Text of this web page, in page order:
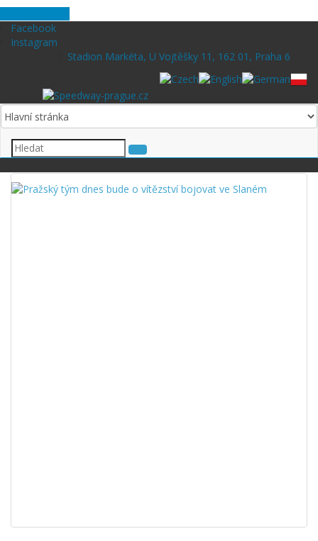
Facebook
Instagram
Stadion Markéta, U Vojtěšky 11, 162 01, Praha 6